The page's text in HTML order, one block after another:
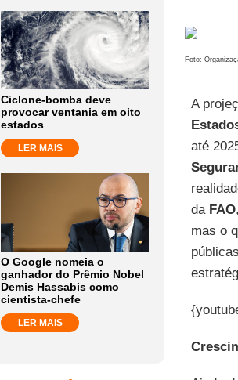
Ciclone-bomba deve
provocar ventania em oito
estados
LER MAIS
O Google nomeia o
ganhador do Prêmio Nobel
Demis Hassabis como
cientista-chefe
LER MAIS
Foto:
A
até
da FAO,
mas o